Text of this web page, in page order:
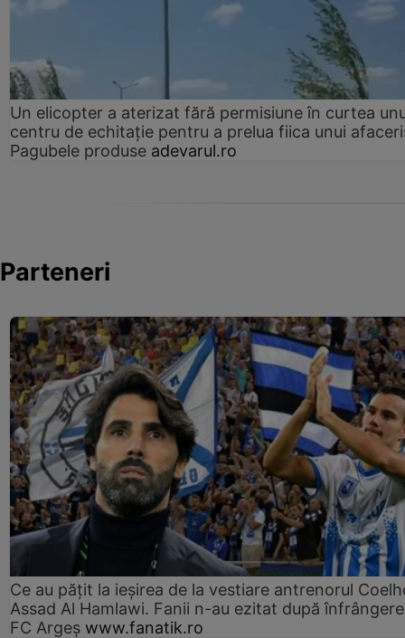
Un elicopter a aterizat fără permisiune în curtea
centru de echitație pentru a prelua fiica unui
Pagubele produse adevarul.ro
Parteneri
Ce au pățit la ieșirea de la vestiare antrenorul
Assad Al Hamlawi. Fanii n-au ezitat după
FC Argeș www.fanatik.ro